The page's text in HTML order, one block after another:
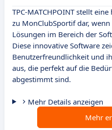
TPC-MATCHPOINT stellt
zu MonClubSportif dar,
Lösungen im Bereich der
Diese innovative Software
Benutzerfreundlichkeit und
aus, die perfekt auf die
abgestimmt sind.
Mehr Details anzeigen
Mehr